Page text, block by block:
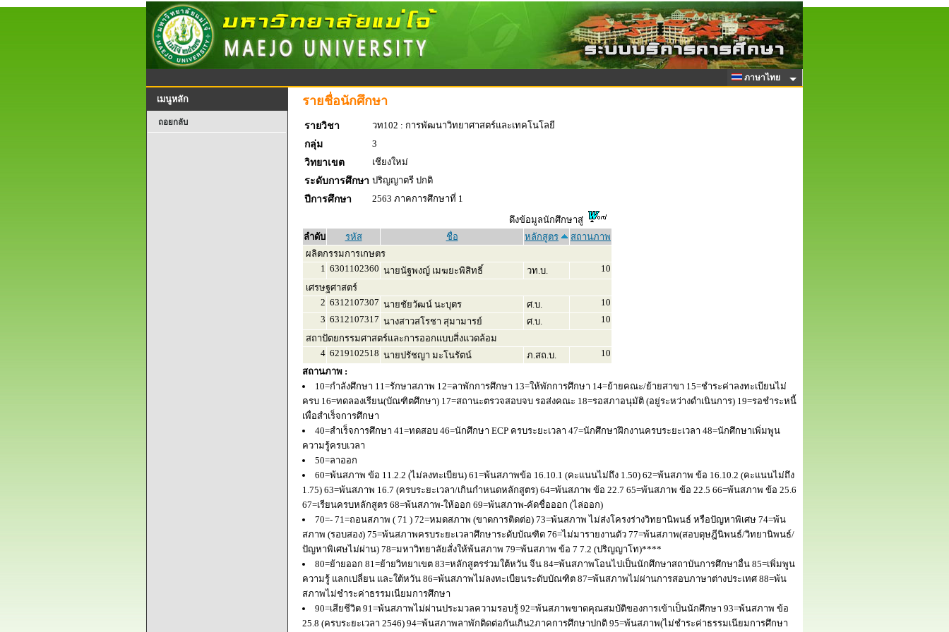
ภาษาไทย
เมนูหลัก
ถอยกลับ
รายชื่อนักศึกษา
รายวิชา
วท102 : การพัฒนาวิทยาศาสตร์และเทคโนโลยี
กลุ่ม
3
วิทยาเขต
เชียงใหม่
ระดับการศึกษา ปริญญาตรี ปกติ
ปีการศึกษา
2563 ภาคการศึกษาที่ 1
ดึงข้อมูลนักศึกษาสู่
ลำดับ
รหัส ชื่อ หลักสูตร
สถานภาพ
ผลิตกรรมการเกษตร
1 6301102360 นายนัฐพงญ์ เมฆยะพิสิทธิ์ วท.บ.
10
เศรษฐศาสตร์
2 6312107307 นายชัยวัฒน์ นะบุตร ศ.บ.
10
3 6312107317 นางสาวสโรชา สุมามารย์ ศ.บ.
10
สถาปัตยกรรมศาสตร์และการออกแบบสิ่งแวดล้อม
4 6219102518 นายปรัชญา มะโนรัตน์ ภ.สถ.บ.
10
สถานภาพ :
10=กำลังศึกษา 11=รักษาสภาพ 12=ลาพักการศึกษา 13=ให้พักการศึกษา 14=ย้ายคณะ/ย้ายสาขา 15=ชำระค่าลงทะเบียนไม่
ครบ 16=ทดลองเรียน(บัณฑิตศึกษา) 17=สถานะตรวจสอบจบ รอส่งคณะ 18=รอสภาอนุมัติ (อยู่ระหว่างดำเนินการ) 19=รอชำระหนี้
เพื่อสำเร็จการศึกษา
40=สำเร็จการศึกษา 41=ทดสอบ 46=นักศึกษา ECP ครบระยะเวลา 47=นักศึกษาฝึกงานครบระยะเวลา 48=นักศึกษาเพิ่มพูน
ความรู้ครบเวลา
50=ลาออก
60=พ้นสภาพ ข้อ 11.2.2 (ไม่ลงทะเบียน) 61=พ้นสภาพข้อ 16.10.1 (คะแนนไม่ถึง 1.50) 62=พ้นสภาพ ข้อ 16.10.2 (คะแนนไม่ถึง
1.75) 63=พ้นสภาพ 16.7 (ครบระยะเวลา/เกินกำหนดหลักสูตร) 64=พ้นสภาพ ข้อ 22.7 65=พ้นสภาพ ข้อ 22.5 66=พ้นสภาพ ข้อ 25.6
67=เรียนครบหลักสูตร 68=พ้นสภาพ-ให้ออก 69=พ้นสภาพ-คัดชื่อออก (ไล่ออก)
70=- 71=ถอนสภาพ ( 71 ) 72=หมดสภาพ (ขาดการติดต่อ) 73=พ้นสภาพ ไม่ส่งโครงร่างวิทยานิพนธ์ หรือปัญหาพิเศษ 74=พ้น
สภาพ (รอบสอง) 75=พ้นสภาพครบระยะเวลาศึกษาระดับบัณฑิต 76=ไม่มารายงานตัว 77=พ้นสภาพ(สอบดุษฎีนิพนธ์/วิทยานิพนธ์/
ปัญหาพิเศษไม่ผ่าน) 78=มหาวิทยาลัยสั่งให้พ้นสภาพ 79=พ้นสภาพ ข้อ 7 7.2 (ปริญญาโท)****
80=ย้ายออก 81=ย้ายวิทยาเขต 83=หลักสูตรร่วมใต้หวัน จีน 84=พ้นสภาพโอนไปเป็นนักศึกษาสถาบันการศึกษาอื่น 85=เพิ่มพูน
ความรู้ แลกเปลี่ยน และใต้หวัน 86=พ้นสภาพไม่ลงทะเบียนระดับบัณฑิต 87=พ้นสภาพไม่ผ่านการสอบภาษาต่างประเทศ 88=พ้น
สภาพไม่ชำระค่าธรรมเนียมการศึกษา
90=เสียชีวิต 91=พ้นสภาพไม่ผ่านประมวลความรอบรู้ 92=พ้นสภาพขาดคุณสมบัติของการเข้าเป็นนักศึกษา 93=พ้นสภาพ ข้อ
25.8 (ครบระยะเวลา 2546) 94=พ้นสภาพลาพักติดต่อกันเกิน2ภาคการศึกษาปกติ 95=พ้นสภาพ(ไม่ชำระค่าธรรมเนียมการศึกษา